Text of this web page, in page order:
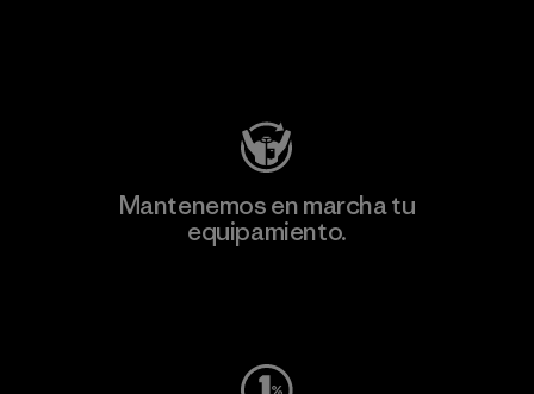
Mantenemos en marcha tu
equipamiento.